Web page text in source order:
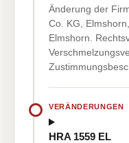
Änderung der
Co. KG,
Elmshorn.
VERÄNDERUNGEN
HRA 1559 EL